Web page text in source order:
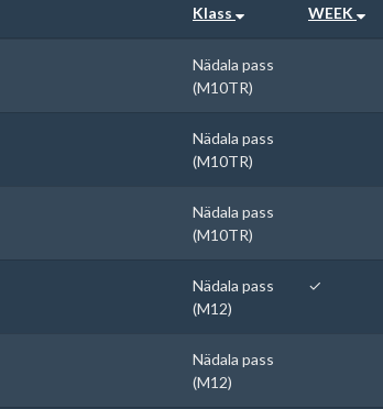
Klass
WEEK
Nädala pass
(M10TR)
Nädala pass
(M10TR)
Nädala pass
(M10TR)
Nädala pass
(M12)
✓
Nädala pass
(M12)